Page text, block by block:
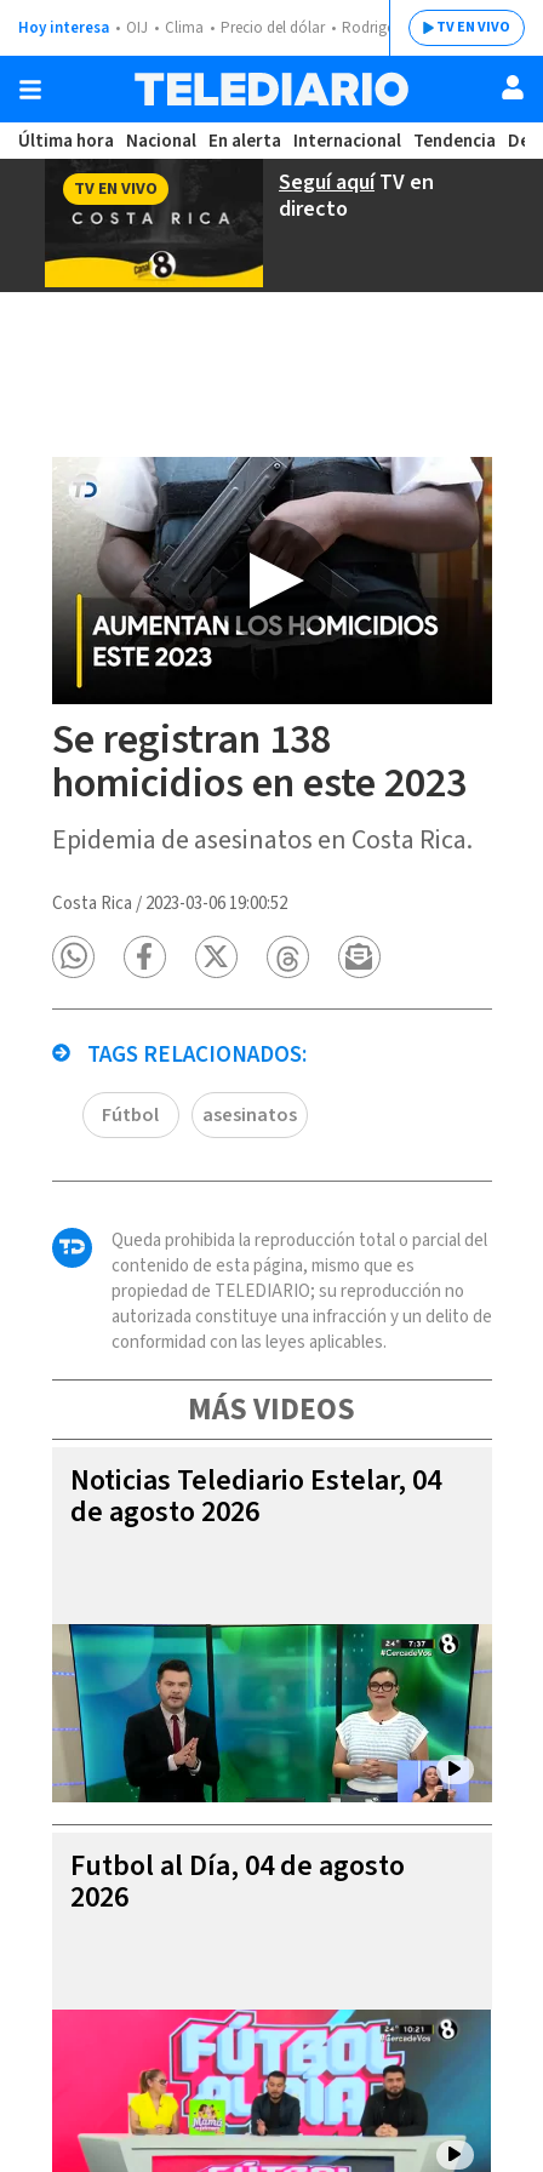
Hoy interesa OIJ Clima Precio del dólar Rodrigo ChavesTV EN VIVO
Última hora Nacional En alerta Internacional Tendencia
Seguí aquíTV en
directo
TV EN VIVO
Se registran 138
homicidios en este 2023
Epidemia de asesinatos en Costa Rica.
Costa Rica /2023-03-06 19:00:52
TAGS RELACIONADOS:
Fútbol asesinatos
Queda prohibida la reproducción total o parcial del
contenido de esta página, mismo que es
propiedad de TELEDIARIO; su reproducción no
autorizada constituye una infracción y un delito de
conformidad con las leyes aplicables.
MÁS VIDEOS
Noticias Telediario Estelar, 04
de agosto 2026
Futbol al Día, 04 de agosto
2026